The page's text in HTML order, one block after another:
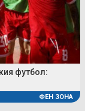
футбол:
ФЕН ЗОНА